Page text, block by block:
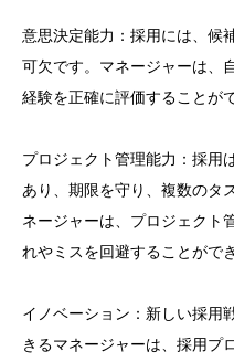
意思決定能力：採用には、候
可欠です。マネージャーは、
経験を正確に評価することが
プロジェクト管理能力：採用
あり、期限を守り、複数のタ
ネージャーは、プロジェクト
れやミスを回避することがで
イノベーション：新しい採用
きるマネージャーは、採用プ